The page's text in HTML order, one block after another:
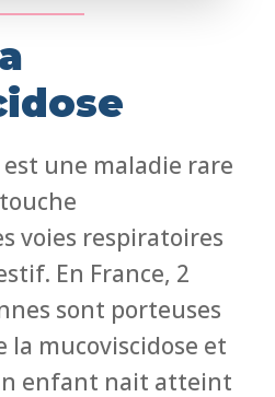
est une maladie rare
voies respiratoires
En France, 2
sont porteuses
la mucoviscidose et
enfant nait atteint